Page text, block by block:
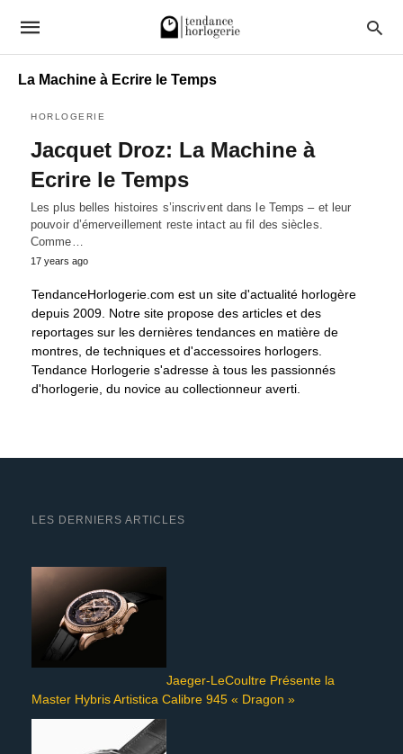
La Machine à Ecrire le Temps
HORLOGERIE
Jacquet Droz: La Machine à
Ecrire le Temps
Les plus belles histoires s’inscrivent dans le Temps – et leur
pouvoir d’émerveillement reste intact au fil des siècles.
Comme…
17 years ago
TendanceHorlogerie.com est un site d'actualité horlogère
depuis 2009. Notre site propose des articles et des
reportages sur les dernières tendances en matière de
montres, de techniques et d'accessoires horlogers.
Tendance Horlogerie s'adresse à tous les passionnés
d'horlogerie, du novice au collectionneur averti.
LES DERNIERS ARTICLES
Jaeger-LeCoultre Présente la
Master Hybris Artistica Calibre 945 « Dragon »